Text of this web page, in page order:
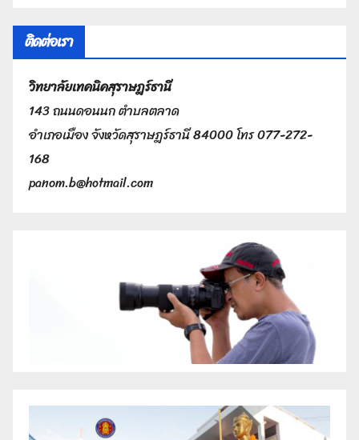
ติดต่อเรา
วิทยาลัยเทคนิคสุราษฎร์ธานี
143 ถนนดอนนก ตำบลตลาด
อำเภอเมือง จังหวัดสุราษฎร์ธานี 84000 โทร 077-272-
168
panom.b@hotmail.com